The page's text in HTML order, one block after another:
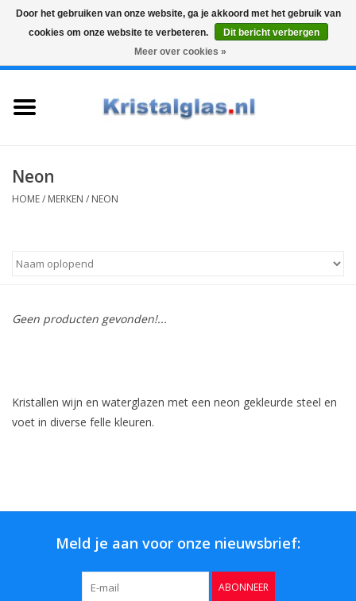
Graveren
Karaffen
Neon
HOME/ MERKEN / NEON
Geen producten gevonden!...
Kristallen wijn en waterglazen met een neon gekleurde steel en
voet in diverse felle kleuren.
Meld je aan voor onze nieuwsbrief:
ABONNEER
Door het gebruiken van onze website, ga je akkoord met het gebruik van
cookies om onze website te verbeteren.
Dit bericht verbergen
Meer over cookies »